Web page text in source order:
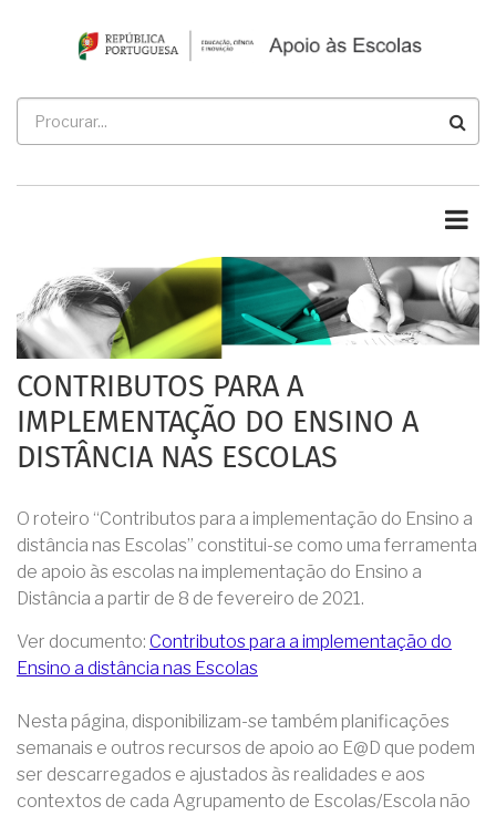
conteúdo
principal
CONTRIBUTOS PARA A
IMPLEMENTAÇÃO DO ENSINO A
DISTÂNCIA NAS ESCOLAS
O roteiro “Contributos para a implementação do Ensino a
distância nas Escolas” constitui-se como uma ferramenta
de apoio às escolas na implementação do Ensino a
Distância a partir de 8 de fevereiro de 2021.
Ver documento: Contributos para a implementação do
Ensino a distância nas Escolas
Nesta página, disponibilizam-se também planificações
semanais e outros recursos de apoio ao E@D que podem
ser descarregados e ajustados às realidades e aos
contextos de cada Agrupamento de Escolas/Escola não